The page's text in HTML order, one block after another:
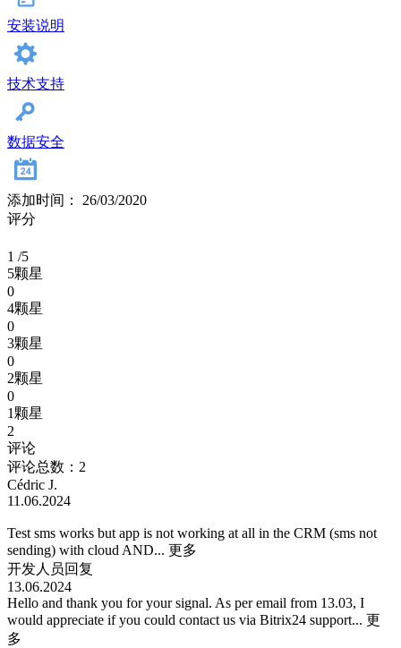
安装说明
技术支持
数据安全
添加时间： 26/03/2020
评分
1 /5
5颗星
0
4颗星
0
3颗星
0
2颗星
0
1颗星
2
评论
评论总数：2
Cédric J.
11.06.2024
Test sms works but app is not working at all in the CRM (sms not
sending) with cloud AND... 更多
开发人员回复
13.06.2024
Hello and thank you for your signal. As per email from 13.03, I
would appreciate if you could contact us via Bitrix24 support... 更
多